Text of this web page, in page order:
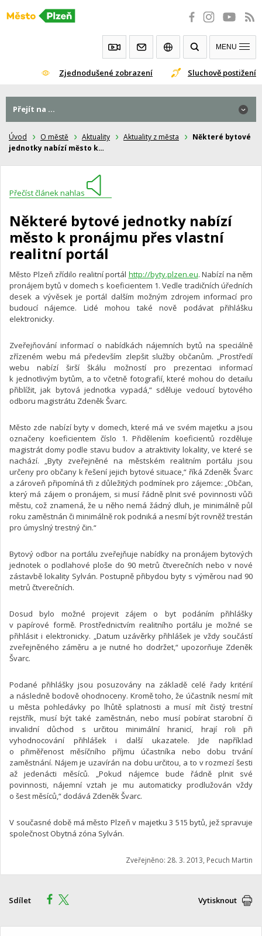
Přeskočit
Zjednodušené zobrazení Sluchově postižení
MENU
Úvod O městě Aktuality Aktuality z města
Některé bytové
jednotky nabízí město k…
Přečíst článek nahlas
Některé bytové jednotky nabízí
město k pronájmu přes vlastní
realitní portál
Město Plzeň zřídilo realitní portál http://byty.plzen.eu. Nabízí na něm
pronájem bytů v domech s koeficientem 1. Vedle tradičních úředních
desek a vývěsek je portál dalším možným zdrojem informací pro
budoucí nájemce. Lidé mohou také nově podávat přihlášku
elektronicky.
Zveřejňování informací o nabídkách nájemních bytů na speciálně
zřízeném webu má především zlepšit služby občanům. „Prostředí
webu nabízí širší škálu možností pro prezentaci informací
k jednotlivým bytům, a to včetně fotografií, které mohou do detailu
přiblížit, jak bytová jednotka vypadá,“ sděluje vedoucí bytového
odboru magistrátu Zdeněk Švarc.
Město zde nabízí byty v domech, které má ve svém majetku a jsou
označeny koeficientem číslo 1. Přidělením koeficientů rozděluje
magistrát domy podle stavu budov a atraktivity lokality, ve které se
nachází. „Byty zveřejněné na městském realitním portálu jsou
určeny pro občany k řešení jejich bytové situace,“ říká Zdeněk Švarc
a zároveň připomíná tři z důležitých podmínek pro zájemce: „Občan,
který má zájem o pronájem, si musí řádně plnit své povinnosti vůči
městu, což znamená, že u něho nemá žádný dluh, je minimálně půl
roku zaměstnán či minimálně rok podniká a nesmí být rovněž trestán
pro úmyslný trestný čin.“
Bytový odbor na portálu zveřejňuje nabídky na pronájem bytových
jednotek o podlahové ploše do 90 metrů čtverečních nebo v nové
zástavbě lokality Sylván. Postupně přibydou byty s výměrou nad 90
metrů čtverečních.
Dosud bylo možné projevit zájem o byt podáním přihlášky
v papírové formě. Prostřednictvím realitního portálu je možné se
přihlásit i elektronicky. „Datum uzávěrky přihlášek je vždy součástí
zveřejněného záměru a je nutné ho dodržet,“ upozorňuje Zdeněk
Švarc.
Podané přihlášky jsou posuzovány na základě celé řady kritérií
a následně bodově ohodnoceny. Kromě toho, že účastník nesmí mít
u města pohledávky po lhůtě splatnosti a musí mít čistý trestní
rejstřík, musí být také zaměstnán, nebo musí pobírat starobní či
invalidní důchod s určitou minimální hranicí, hrají roli při
vyhodnocování přihlášek i další ukazatele. Jde například
o přiměřenost měsíčního příjmu účastníka nebo dobu trvání
zaměstnání. Nájem je uzavírán na dobu určitou, a to v rozmezí šesti
až jedenácti měsíců. „Pokud nájemce bude řádně plnit své
povinnosti, nájemní vztah je mu automaticky prodlužován vždy
o šest měsíců,“ dodává Zdeněk Švarc.
V současné době má město Plzeň v majetku 3 515 bytů, jež spravuje
společnost Obytná zóna Sylván.
Zveřejněno: 28. 3. 2013, Pecuch Martin
Sdílet Vytisknout
Přejít na ...